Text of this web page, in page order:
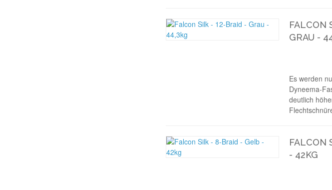
FALCON
GRAU -
Es werden
Dyneema-
deutlich
FALCON
- 42KG